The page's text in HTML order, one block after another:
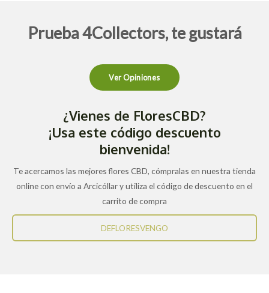
Prueba 4Collectors, te gustará
Ver Opiniones
¿Vienes de FloresCBD?
¡Usa este código descuento
bienvenida!
Te acercamos las mejores flores CBD, cómpralas en nuestra tienda
online con envío a Arcicóllar y utiliza el código de descuento en el
carrito de compra
DEFLORESVENGO